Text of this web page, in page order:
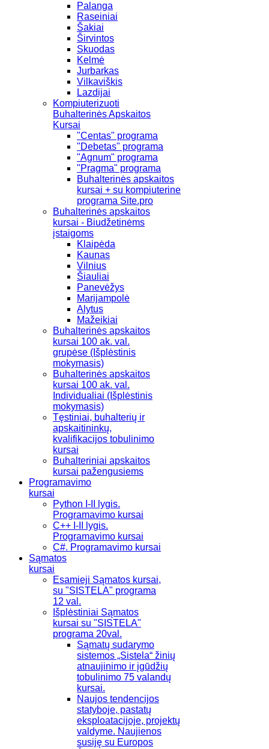
Palanga
Raseiniai
Šakiai
Širvintos
Skuodas
Kelmė
Jurbarkas
Vilkaviškis
Lazdijai
Kompiuterizuoti
Buhalterinės Apskaitos
Kursai
"Centas" programa
"Debetas" programa
"Agnum" programa
"Pragma" programa
Buhalterinės apskaitos
kursai + su kompiuterine
programa Site.pro
Buhalterinės apskaitos
kursai - Biudžetinėms
įstaigoms
Klaipėda
Kaunas
Vilnius
Šiauliai
Panevėžys
Marijampolė
Alytus
Mažeikiai
Buhalterinės apskaitos
kursai 100 ak. val.
grupėse (Išplėstinis
mokymasis)
Buhalterinės apskaitos
kursai 100 ak. val.
Individualiai (Išplėstinis
mokymasis)
Tęstiniai, buhalterių ir
apskaitininkų,
kvalifikacijos tobulinimo
kursai
Buhalteriniai apskaitos
kursai pažengusiems
Programavimo
kursai
Python I-II lygis.
Programavimo kursai
C++ I-II lygis.
Programavimo kursai
C#. Programavimo kursai
Sąmatos
kursai
Esamieji Sąmatos kursai,
su "SISTELA" programa
12 val.
Išplėstiniai Sąmatos
kursai su "SISTELA"
programa 20val.
Sąmatų sudarymo
sistemos „Sistela“ žinių
atnaujinimo ir įgūdžių
tobulinimo 75 valandų
kursai.
Naujos tendencijos
statyboje, pastatų
eksploatacijoje, projektų
valdyme. Naujienos
susiję su Europos